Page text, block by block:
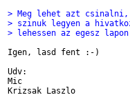
> Meg lehet azt
> szinuk legyen a
> lehessen az egesz
Igen, lasd fent :-)
Udv:
Mic